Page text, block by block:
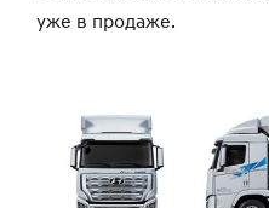
уже в продаже.